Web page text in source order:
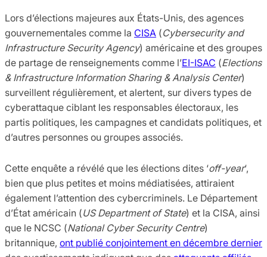
Lors d’élections majeures aux États-Unis, des agences
gouvernementales comme la CISA (Cybersecurity and
Infrastructure Security Agency) américaine et des groupes
de partage de renseignements comme l’EI-ISAC (Elections
& Infrastructure Information Sharing & Analysis Center)
surveillent régulièrement, et alertent, ​​sur divers types de
cyberattaque ciblant les responsables électoraux, les
partis politiques, les campagnes et candidats politiques, et
d’autres personnes ou groupes associés.
Cette enquête a révélé que les élections dites ‘off-year‘,
bien que plus petites et moins médiatisées, attiraient
également l’attention des cybercriminels. Le Département
d’État américain (US Department of State) et la CISA, ainsi
que le NCSC (National Cyber ​​Security Centre)
britannique, ont publié conjointement en décembre dernier